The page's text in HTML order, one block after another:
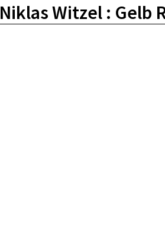
Niklas Witzel : Gelb